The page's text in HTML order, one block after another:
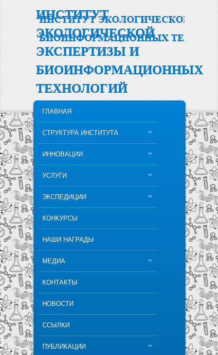
ИНСТИТУТ
ЭКОЛОГИЧЕСКОЙ
ЭКСПЕРТИЗЫ И
БИОИНФОРМАЦИОННЫХ
ТЕХНОЛОГИЙ
SKIP TO PRIMARY CONTENT
SKIP TO SECONDARY CONTENT
ГЛАВНАЯ
СТРУКТУРА ИНСТИТУТА
ИННОВАЦИИ
УСЛУГИ
ЭКСПЕДИЦИИ
КОНКУРСЫ
НАШИ НАГРАДЫ
МЕДИА
КОНТАКТЫ
НОВОСТИ
ССЫЛКИ
ПУБЛИКАЦИИ